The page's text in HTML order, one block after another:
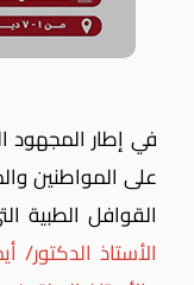
في إطار المجهود
على المواطنين
القوافل الطبية
الأستاذ